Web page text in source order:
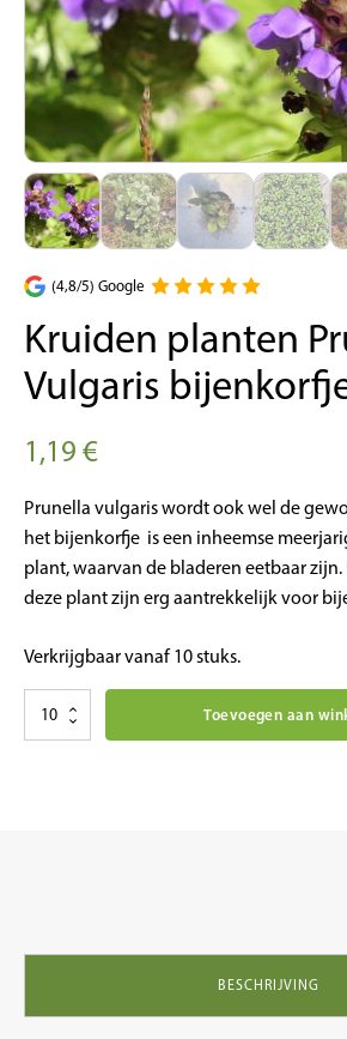
(4,8/5) Google
Kruiden planten
Vulgaris
1,19 €
Prunella vulgaris wordt ook wel de
het bijenkorfje is een inheemse
plant, waarvan de bladeren eetbaar
deze plant zijn erg aantrekkelijk voor
Verkrijgbaar vanaf 10 stuks.
Kruiden
Toevoegen aan
BESCHRIJVING